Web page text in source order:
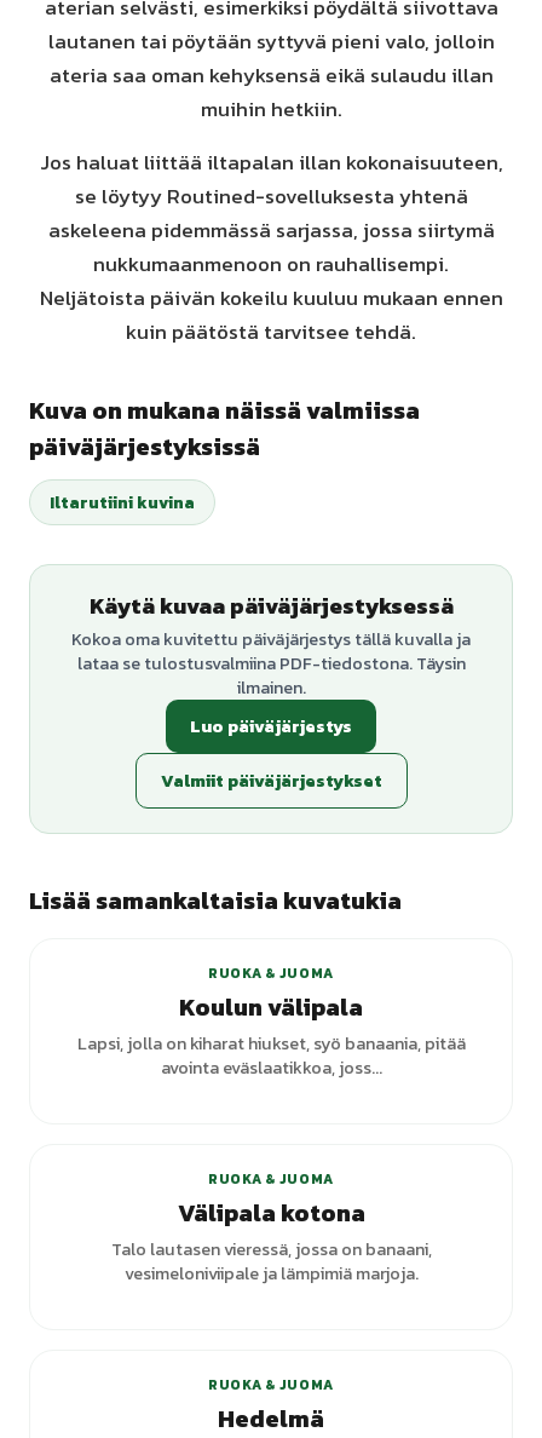
aterian selvästi, esimerkiksi pöydältä siivottava
lautanen tai pöytään syttyvä pieni valo, jolloin
ateria saa oman kehyksensä eikä sulaudu illan
muihin hetkiin.
Jos haluat liittää iltapalan illan kokonaisuuteen,
se löytyy Routined-sovelluksesta yhtenä
askeleena pidemmässä sarjassa, jossa siirtymä
nukkumaanmenoon on rauhallisempi.
Neljätoista päivän kokeilu kuuluu mukaan ennen
kuin päätöstä tarvitsee tehdä.
Kuva on mukana näissä valmiissa
päiväjärjestyksissä
Iltarutiini kuvina
Käytä kuvaa päiväjärjestyksessä
Kokoa oma kuvitettu päiväjärjestys tällä kuvalla ja
lataa se tulostusvalmiina PDF-tiedostona. Täysin
ilmainen.
Luo päiväjärjestys
Valmiit päiväjärjestykset
Lisää samankaltaisia kuvatukia
RUOKA & JUOMA
Koulun välipala
Lapsi, jolla on kiharat hiukset, syö banaania, pitää
avointa eväslaatikkoa, joss...
RUOKA & JUOMA
Välipala kotona
Talo lautasen vieressä, jossa on banaani,
vesimeloniviipale ja lämpimiä marjoja.
RUOKA & JUOMA
Hedelmä